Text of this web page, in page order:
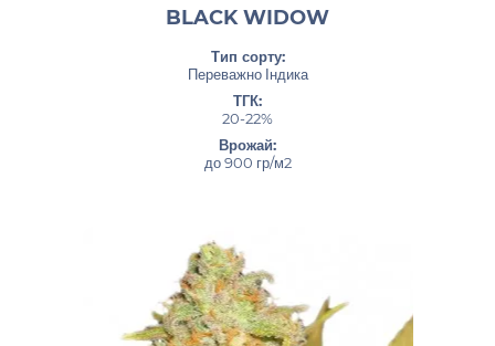
BLACK WIDOW
Тип сорту:
Переважно Індика
ТГК:
20-22%
Врожай:
до 900 гр/м2